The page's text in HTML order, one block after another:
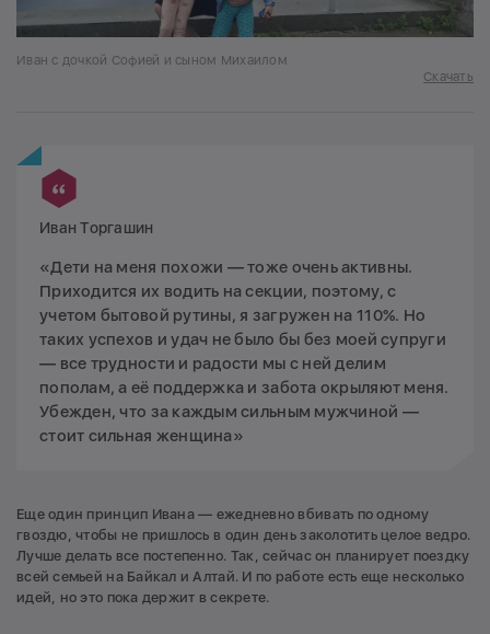
Иван с дочкой Софией и сыном Михаилом
Скачать
Иван Торгашин
«Дети на меня похожи — тоже очень активны.
Приходится их водить на секции, поэтому, с
учетом бытовой рутины, я загружен на 110%. Но
таких успехов и удач не было бы без моей супруги
— все трудности и радости мы с ней делим
пополам, а её поддержка и забота окрыляют меня.
Убежден, что за каждым сильным мужчиной —
стоит сильная женщина»
Еще один принцип Ивана — ежедневно вбивать по одному
гвоздю, чтобы не пришлось в один день заколотить целое ведро.
Лучше делать все постепенно. Так, сейчас он планирует поездку
всей семьей на Байкал и Алтай. И по работе есть еще несколько
идей, но это пока держит в секрете.